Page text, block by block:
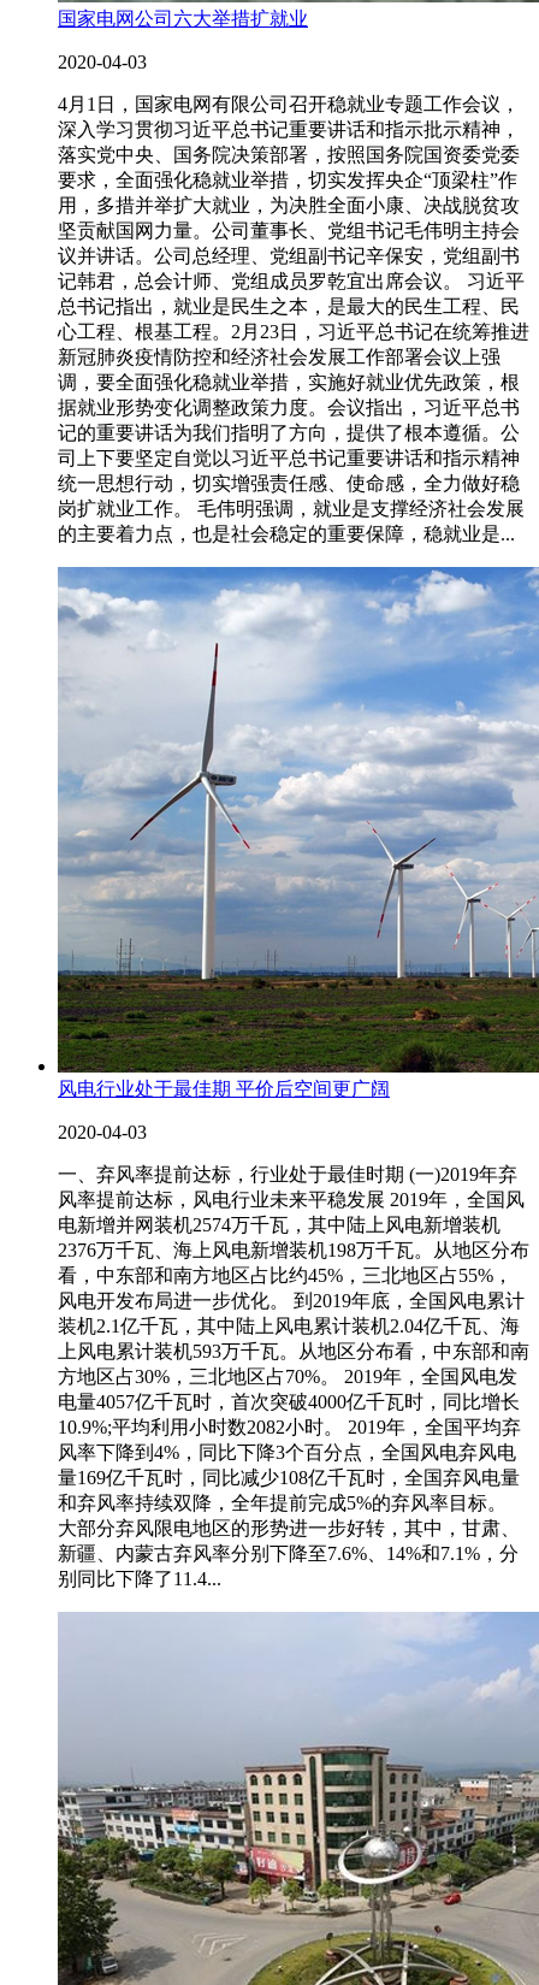
国家电网公司六大举措扩就业
2020-04-03
4月1日，国家电网有限公司召开稳就业专题工作会议，
深入学习贯彻习近平总书记重要讲话和指示批示精神，
落实党中央、国务院决策部署，按照国务院国资委党委
要求，全面强化稳就业举措，切实发挥央企“顶梁柱”作
用，多措并举扩大就业，为决胜全面小康、决战脱贫攻
坚贡献国网力量。公司董事长、党组书记毛伟明主持会
议并讲话。公司总经理、党组副书记辛保安，党组副书
记韩君，总会计师、党组成员罗乾宜出席会议。 习近平
总书记指出，就业是民生之本，是最大的民生工程、民
心工程、根基工程。2月23日，习近平总书记在统筹推进
新冠肺炎疫情防控和经济社会发展工作部署会议上强
调，要全面强化稳就业举措，实施好就业优先政策，根
据就业形势变化调整政策力度。会议指出，习近平总书
记的重要讲话为我们指明了方向，提供了根本遵循。公
司上下要坚定自觉以习近平总书记重要讲话和指示精神
统一思想行动，切实增强责任感、使命感，全力做好稳
岗扩就业工作。 毛伟明强调，就业是支撑经济社会发展
的主要着力点，也是社会稳定的重要保障，稳就业是...
风电行业处于最佳期 平价后空间更广阔
2020-04-03
一、弃风率提前达标，行业处于最佳时期 (一)2019年弃
风率提前达标，风电行业未来平稳发展 2019年，全国风
电新增并网装机2574万千瓦，其中陆上风电新增装机
2376万千瓦、海上风电新增装机198万千瓦。从地区分布
看，中东部和南方地区占比约45%，三北地区占55%，
风电开发布局进一步优化。 到2019年底，全国风电累计
装机2.1亿千瓦，其中陆上风电累计装机2.04亿千瓦、海
上风电累计装机593万千瓦。从地区分布看，中东部和南
方地区占30%，三北地区占70%。 2019年，全国风电发
电量4057亿千瓦时，首次突破4000亿千瓦时，同比增长
10.9%;平均利用小时数2082小时。 2019年，全国平均弃
风率下降到4%，同比下降3个百分点，全国风电弃风电
量169亿千瓦时，同比减少108亿千瓦时，全国弃风电量
和弃风率持续双降，全年提前完成5%的弃风率目标。
大部分弃风限电地区的形势进一步好转，其中，甘肃、
新疆、内蒙古弃风率分别下降至7.6%、14%和7.1%，分
别同比下降了11.4...